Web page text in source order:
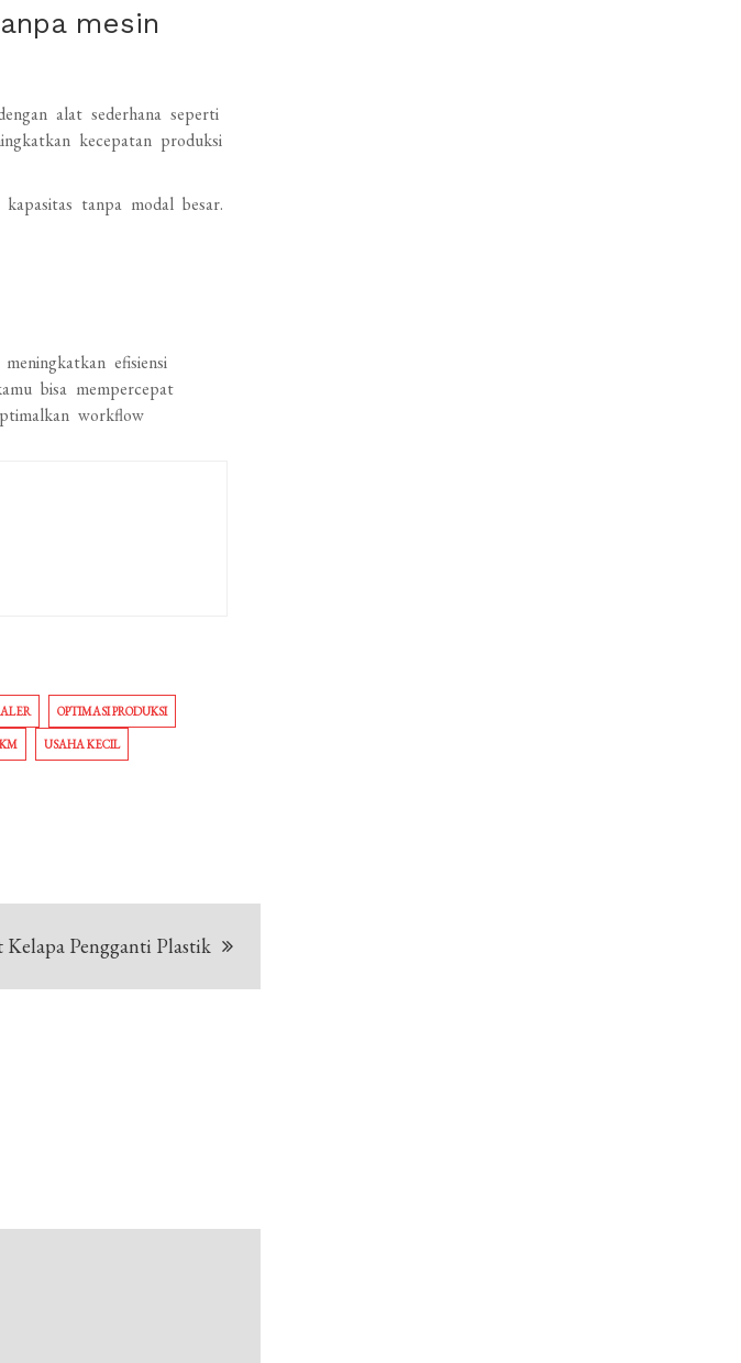
mesin
alat sederhana seperti
kecepatan produksi
tanpa modal besar.
efisiensi
bisa mempercepat
workflow
OPTIMASI PRODUKSI
USAHA KECIL
Kelapa Pengganti Plastik